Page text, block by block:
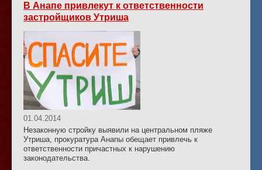
В Анапе привлекут к ответственности
застройщиков Утриша
01.04.2014
Незаконную стройку выявили на центральном пляже
Утриша, прокуратура Анапы обещает привлечь к
ответственности причастных к нарушению
законодательства.